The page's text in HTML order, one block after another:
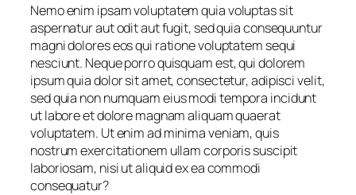
Nemo enim ipsam voluptatem quia voluptas sit
aspernatur aut odit aut fugit, sed quia consequuntur
magni dolores eos qui ratione voluptatem sequi
nesciunt. Neque porro quisquam est, qui dolorem
ipsum quia dolor sit amet, consectetur, adipisci velit,
sed quia non numquam eius modi tempora incidunt
ut labore et dolore magnam aliquam quaerat
voluptatem. Ut enim ad minima veniam, quis
nostrum exercitationem ullam corporis suscipit
laboriosam, nisi ut aliquid ex ea commodi
consequatur?